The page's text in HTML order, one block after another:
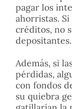
pagar los
ahorristas.
créditos, no
depositantes.
Además, si
pérdidas,
con fondos
su quiebra